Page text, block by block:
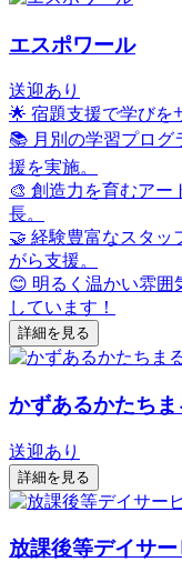
エスポワール
送迎あり
🌟 宿題支援で学びを
📚 月別の学習プログ
援を実施。
🎨 創造力を育むアー
長。
🤝 経験豊富なスタッ
がら支援。
😊 明るく温かい雰囲
しています！
詳細を見る
かずあるかたちま
送迎あり
詳細を見る
放課後等デイサ